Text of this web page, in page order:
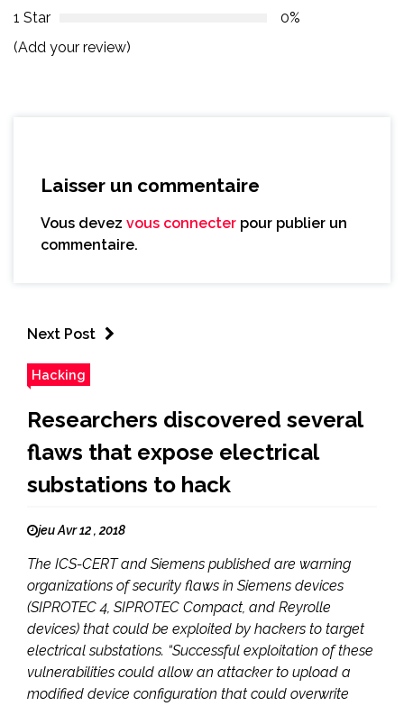
1 Star
0%
(Add your review)
Laisser un commentaire
Vous devez vous connecter pour publier un
commentaire.
Next Post
Hacking
Researchers discovered several
flaws that expose electrical
substations to hack
jeu Avr 12 , 2018
The ICS-CERT and Siemens published are warning
organizations of security flaws in Siemens devices
(SIPROTEC 4, SIPROTEC Compact, and Reyrolle
devices) that could be exploited by hackers to target
electrical substations. “Successful exploitation of these
vulnerabilities could allow an attacker to upload a
modified device configuration that could overwrite